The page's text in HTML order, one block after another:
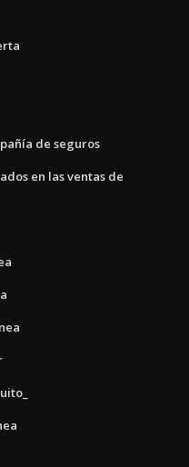
de seguros
en las ventas de